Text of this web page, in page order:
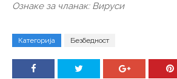
Ознаке за чланак: Вируси
Категорија Безбедност